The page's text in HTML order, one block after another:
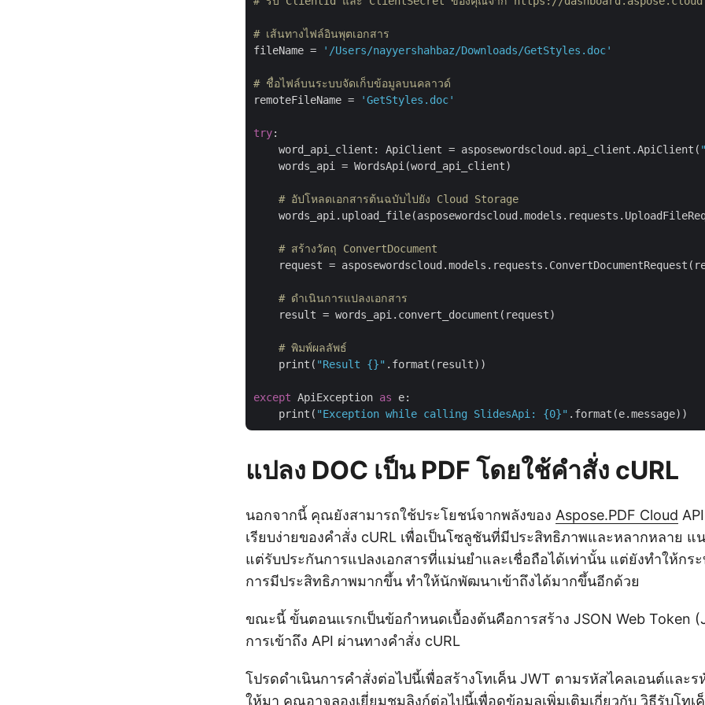
# เส้นทางไฟล์อินพุตเอกสาร
fileName =
'/Users/nayyershahbaz/Downloads/GetStyles.doc'
# ชื่อไฟล์บนระบบจัดเก็บข้อมูลบนคลาวด์
remoteFileName =
'GetStyles.doc'
try:
    word_api_client: ApiClient = asposewordscloud.api_client.ApiClient(
    words_api = WordsApi(word_api_client)
# อัปโหลดเอกสารต้นฉบับไปยัง Cloud Storage
# สร้างวัตถุ ConvertDocument
request =
# ดำเนินการแปลงเอกสาร
    result = words_api.convert_document(request)
# พิมพ์ผลลัพธ์
    print(
"Result {}" .format(result))
except ApiException as e:
    print(
"Exception while calling SlidesApi: {0}"
แปลง DOC เป็น PDF โดยใช้คำสั่ง cURL
นอกจากนี้ คุณยังสามารถใช้ประโยชน์จากพลังของ Aspose.PDF Cloud
เรียบง่ายของคำสั่ง cURL เพื่อเป็นโซลูชันที่มีประสิทธิภาพและหลากหลาย แ
แต่รับประกันการแปลงเอกสารที่แม่นยำและเชื่อถือได้เท่านั้น แต่ยังทำให้กร
การมีประสิทธิภาพมากขึ้น ทำให้นักพัฒนาเข้าถึงได้มากขึ้นอีกด้วย
ขณะนี้ ขั้นตอนแรกเป็นข้อกำหนดเบื้องต้นคือการสร้าง JSON Web Token
การเข้าถึง API ผ่านทางคำสั่ง cURL
โปรดดำเนินการคำสั่งต่อไปนี้เพื่อสร้างโทเค็น JWT ตามรหัสไคลเอนต์และ
ให้มา คุณอาจลองเยี่ยมชมลิงก์ต่อไปนี้เพื่อดูข้อมูลเพิ่มเติมเกี่ยวกับ วิธีรับโทเ